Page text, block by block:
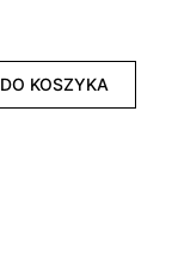
DO KOSZYKA